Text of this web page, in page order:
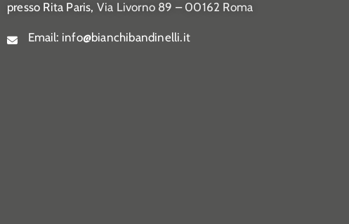
presso Rita Paris, Via Livorno 89 – 00162 Roma
Email: info@bianchibandinelli.it